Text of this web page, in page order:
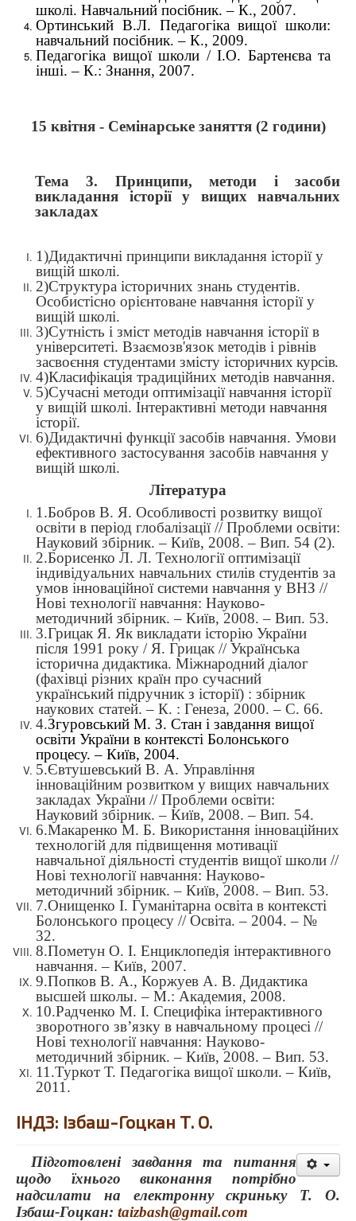
школі. Навчальний посібник. – К., 2007.
Ортинський В.Л. Педагогіка вищої школи:
навчальний посібник. – К., 2009.
Педагогіка вищої школи / І.О. Бартенєва та
інші. – К.: Знання, 2007.
15 квітня - Семінарське заняття (2 години)
Тема 3. Принципи, методи і засоби
викладання історії у вищих навчальних
закладах
1)Дидактичні принципи викладання історії у
вищій школі.
2)Структура історичних знань студентів.
Особистісно орієнтоване навчання історії у
вищій школі.
3)Сутність і зміст методів навчання історії в
університеті. Взаємозв'язок методів і рівнів
засвоєння студентами змісту історичних курсів.
4)Класифікація традиційних методів навчання.
5)Сучасні методи оптимізації навчання історії
у вищій школі. Інтерактивні методи навчання
історії.
6)Дидактичні функції засобів навчання. Умови
ефективного застосування засобів навчання у
вищій школі.
Література
1.Бобров В. Я. Особливості розвитку вищої
освіти в період глобалізації // Проблеми освіти:
Науковий збірник. – Київ, 2008. – Вип. 54 (2).
2.Борисенко Л. Л. Технології оптимізації
індивідуальних навчальних стилів студентів за
умов інноваційної системи навчання у ВНЗ //
Нові технології навчання: Науково-
методичний збірник. – Київ, 2008. – Вип. 53.
3.Грицак Я. Як викладати історію України
після 1991 року / Я. Грицак // Українська
історична дидактика. Міжнародний діалог
(фахівці різних країн про сучасний
український підручник з історії) : збірник
наукових статей. – К. : Генеза, 2000. – С. 66.
4.Згуровський М. З. Стан і завдання вищої
освіти України в контексті Болонського
процесу. – Київ, 2004.
5.Євтушевський В. А. Управління
інноваційним розвитком у вищих навчальних
закладах України // Проблеми освіти:
Науковий збірник. – Київ, 2008. – Вип. 54.
6.Макаренко М. Б. Використання інноваційних
технологій для підвищення мотивації
навчальної діяльності студентів вищої школи //
Нові технології навчання: Науково-
методичний збірник. – Київ, 2008. – Вип. 53.
7.Онищенко І. Гуманітарна освіта в контексті
Болонського процесу // Освіта. – 2004. – №
32.
8.Пометун О. І. Енциклопедія інтерактивного
навчання. – Київ, 2007.
9.Попков В. А., Коржуев А. В. Дидактика
высшей школы. – М.: Академия, 2008.
10.Радченко М. І. Специфіка інтерактивного
зворотного зв’язку в навчальному процесі //
Нові технології навчання: Науково-
методичний збірник. – Київ, 2008. – Вип. 53.
11.Туркот Т. Педагогіка вищої школи.– Київ,
2011.
ІНДЗ: Ізбаш-Гоцкан Т. О.
Підготовлені завдання та питання
щодо їхнього виконання потрібно
надсилати на електронну скриньку Т. О.
Ізбаш-Гоцкан: taizbash@gmail.com